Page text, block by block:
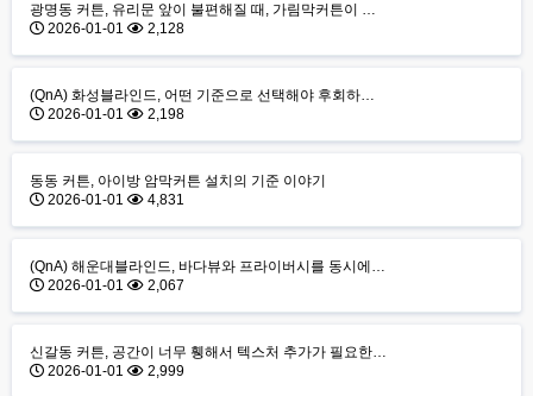
광명동 커튼, 유리문 앞이 불편해질 때, 가림막커튼이 …
2026-01-01
2,128
(QnA) 화성블라인드, 어떤 기준으로 선택해야 후회하…
2026-01-01
2,198
동동 커튼, 아이방 암막커튼 설치의 기준 이야기
2026-01-01
4,831
(QnA) 해운대블라인드, 바다뷰와 프라이버시를 동시에…
2026-01-01
2,067
신갈동 커튼, 공간이 너무 휑해서 텍스처 추가가 필요한…
2026-01-01
2,999